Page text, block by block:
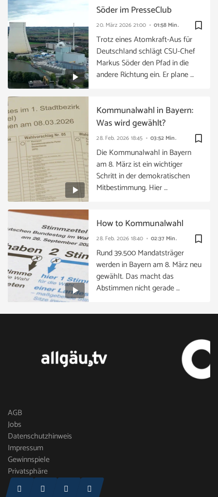
bookmark_border
20. März 2026 21:00 01:58 Min.
Söder im PresseClub
Trotz eines Atomkraft-Aus für
Deutschland schlägt CSU-Chef
Markus Söder den Pfad in die
andere Richtung ein. Er plane …
bookmark_border
28. Feb. 2026 18:45 03:52 Min.
Kommunalwahl in Bayern:
Was wird gewählt?
Die Kommunalwahl in Bayern
am 8. März ist ein wichtiger
Schritt in der demokratischen
Mitbestimmung. Hier …
bookmark_border
28. Feb. 2026 18:40 02:37 Min.
How to Kommunalwahl
Rund 39.500 Mandatsträger
werden in Bayern am 8. März neu
gewählt. Das macht das
Abstimmen nicht gerade …
AGB
Jobs
Datenschutzhinweis
Impressum
Gewinnspiele
Privatsphäre